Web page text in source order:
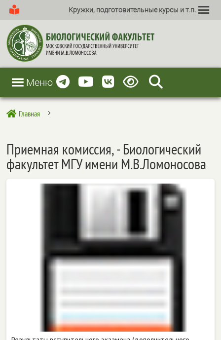
Кружки, подготовительные курсы и т.п.
Меню
 Главная 5
Приемная комиссия, - Биологический
факультет МГУ имени М.В.Ломоносова